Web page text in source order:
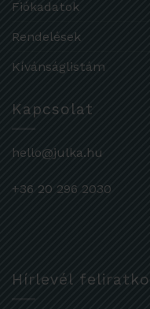
Fiókadatok
Rendelések
Kívánságlistám
Kapcsolat
hello@julka.hu
+36 20 296 2030
Hírlevél